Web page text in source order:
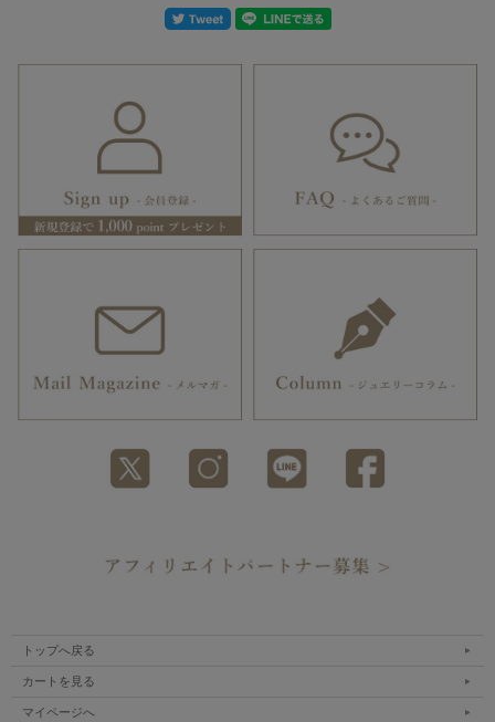
トップへ戻る
カートを見る
マイページへ